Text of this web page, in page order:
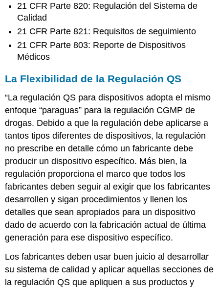
21 CFR Parte 820: Regulación del Sistema de
Calidad
21 CFR Parte 821: Requisitos de seguimiento
21 CFR Parte 803: Reporte de Dispositivos
Médicos
La Flexibilidad de la Regulación QS
“La regulación QS para dispositivos adopta el mismo
enfoque “paraguas” para la regulación CGMP de
drogas. Debido a que la regulación debe aplicarse a
tantos tipos diferentes de dispositivos, la regulación
no prescribe en detalle cómo un fabricante debe
producir un dispositivo específico. Más bien, la
regulación proporciona el marco que todos los
fabricantes deben seguir al exigir que los fabricantes
desarrollen y sigan procedimientos y llenen los
detalles que sean apropiados para un dispositivo
dado de acuerdo con la fabricación actual de última
generación para ese dispositivo específico.
Los fabricantes deben usar buen juicio al desarrollar
su sistema de calidad y aplicar aquellas secciones de
la regulación QS que apliquen a sus productos y